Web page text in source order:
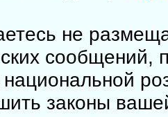
не
сообщений,
национальной
законы